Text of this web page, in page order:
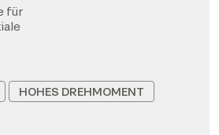
für
HOHES DREHMOMENT